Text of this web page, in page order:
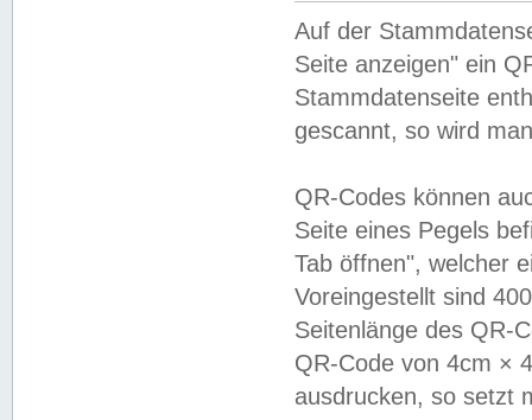
Auf der
Seite anzeigen" ein
Stammdatenseite
gescannt, so wird
QR-Codes können
Seite eines Pegels
Tab öffnen", welcher
Voreingestellt sind
Seitenlänge des QR-
QR-Code von 4cm ×
ausdrucken, so setzt